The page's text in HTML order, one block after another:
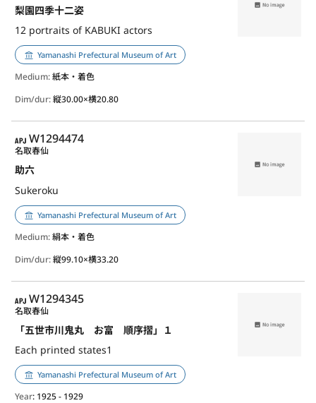
梨園四季十二姿
12 portraits of KABUKI actors
Yamanashi Prefectural Museum of Art
Medium:紙本・着色
Dim/dur:縦30.00×横20.80
APJ
W1294474
助六
Sukeroku
名取春仙
Yamanashi Prefectural Museum of Art
Medium:絹本・着色
Dim/dur:縦99.10×横33.20
APJ
W1294345
「五世市川鬼丸 お富 順序摺」１
Each printed states1
名取春仙
Yamanashi Prefectural Museum of Art
Year: 1925 - 1929